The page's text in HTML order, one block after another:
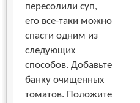
пересолили суп,
его все-таки можно
спасти одним из
следующих
способов. Добавьте
банку очищенных
томатов. Положите